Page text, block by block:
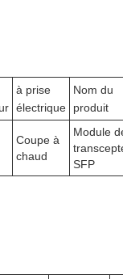
à prise
électrique
Nom du
produit
Coupe à
chaud
Module
SFP